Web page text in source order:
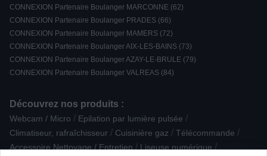
CONNEXION Partenaire Boulanger MARCONNE (62)
CONNEXION Partenaire Boulanger PRADES (66)
CONNEXION Partenaire Boulanger MAMERS (72)
CONNEXION Partenaire Boulanger AIX-LES-BAINS (73)
CONNEXION Partenaire Boulanger AZAY-LE-BRULE (79)
CONNEXION Partenaire Boulanger VALREAS (84)
Découvrez nos produits :
Webcam / Micro / Epilation par lumière pulsée /
Climatiseur, rafraîchisseur / Cuisinière gaz / Télécommande /
Accessoire Nettoyage / Entretien / Liseuse numérique /